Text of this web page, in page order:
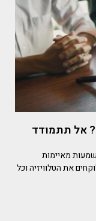
אל תתמודד
מאיימות
את הטלוויזיה וכל